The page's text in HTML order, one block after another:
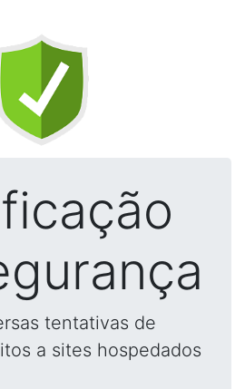
tentativas de
a sites hospedados